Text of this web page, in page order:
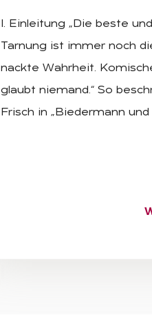
I. Einleitung „Die beste
Tarnung ist immer noch
nackte Wahrheit.
glaubt niemand.“ So
Frisch in „Biedermann und